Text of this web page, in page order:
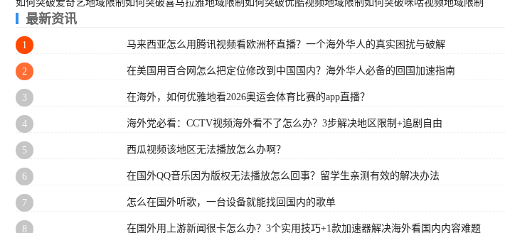
如何突破爱奇艺地域限制 如何突破喜马拉雅地域限制 如何突破优酷视频地域限制 如何突破咪咕视频地域限制
最新资讯
1 马来西亚怎么用腾讯视频看欧洲杯直播？一个海外华人的真实困扰与破解
2 在美国用百合网怎么把定位修改到中国国内？海外华人必备的回国加速指南
3 在海外，如何优雅地看2026奥运会体育比赛的app直播？
4 海外党必看：CCTV视频海外看不了怎么办？3步解决地区限制+追剧自由
5 西瓜视频该地区无法播放怎么办啊？
6 在国外QQ音乐因为版权无法播放怎么回事？留学生亲测有效的解决办法
7 怎么在国外听歌，一台设备就能找回国内的歌单
8 在国外用上游新闻很卡怎么办？3个实用技巧+1款加速器解决海外看国内内容难题